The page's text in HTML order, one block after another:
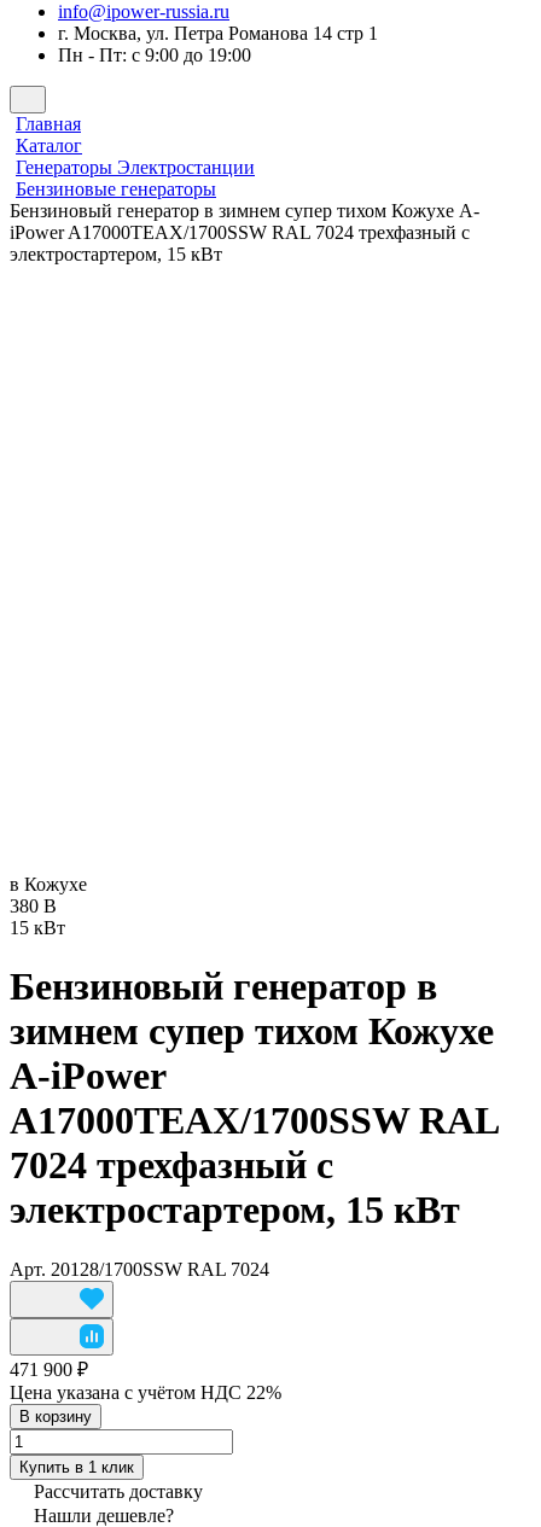
info@ipower-russia.ru
г. Москва, ул. Петра Романова 14 стр 1
Пн - Пт: с 9:00 до 19:00
Главная
Каталог
Генераторы Электростанции
Бензиновые генераторы
Бензиновый генератор в зимнем супер тихом Кожухе A-
iPower A17000TEAX/1700SSW RAL 7024 трехфазный с
электростартером, 15 кВт
в Кожухе
380 В
15 кВт
Бензиновый генератор в
зимнем супер тихом Кожухе
A-iPower
A17000TEAX/1700SSW RAL
7024 трехфазный с
электростартером, 15 кВт
Арт. 20128/1700SSW RAL 7024
471 900 ₽
Цена указана с учётом НДС 22%
В корзину
Купить в 1 клик
Рассчитать доставку
Нашли дешевле?